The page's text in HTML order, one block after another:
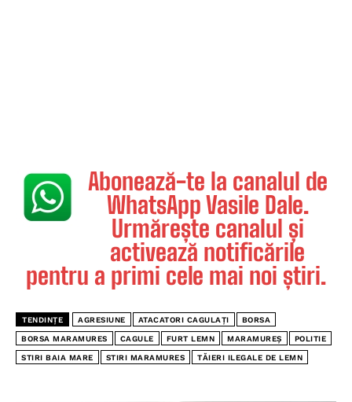
Abonează-te la canalul de
WhatsApp Vasile Dale.
Urmărește canalul și
activează notificările
pentru a primi cele mai noi știri.
TENDINȚE AGRESIUNE ATACATORI CAGULAȚI BORSA
BORSA MARAMURES CAGULE FURT LEMN MARAMUREȘ POLITIE
STIRI BAIA MARE STIRI MARAMURES TĂIERI ILEGALE DE LEMN